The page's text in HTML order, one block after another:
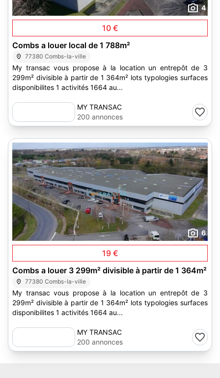
4
10 €
Combs a louer local de 1 788m²
77380 Combs-la-ville
My transac vous propose à la location un entrepôt de 3
299m² divisible à partir de 1 364m² lots typologies surfaces
disponibilites 1 activités 1664 au...
MY TRANSAC
200 annonces
6
19 €
Combs a louer 3 299m² divisible à partir de 1 364m²
77380 Combs-la-ville
My transac vous propose à la location un entrepôt de 3
299m² divisible à partir de 1 364m² lots typologies surfaces
disponibilites 1 activités 1664 au...
MY TRANSAC
200 annonces